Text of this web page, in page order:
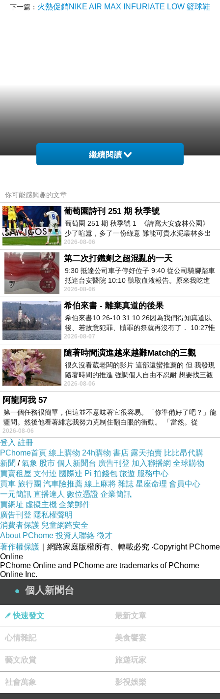
下一篇： 火熱促銷NIKE AIR MAX INFURIATE LOW 籃球鞋
繼續閱讀
你可能感興趣的文章
葡萄園詩刊 251 期 秋季號
葡萄園 251 期 秋季號 1 《詩寫大安森林公園》
少了喧囂，多了一份綠意 難能可貴水泥叢林多出
一
2026-08-06
第二次打鐵劑之超混亂的一天
9:30 抵達公司車子停好位子 9:40 從公司騎腳踏車
抵達台安醫院 10:10 聽取血液報告。原來我吃進
去的 B12 彌可保並非沒有吸收而是超
2026-08-06
希伯來書 - 離棄真道的後果
希伯來書10:26-10:31 10:26因為我們得知真道以
後、若故意犯罪、贖罪的祭就再沒有了． 10:27惟
有戰懼等候審判和那燒滅眾敵人的烈火
2026-08-07
隨著時間演進越來越難Match的三觀
很久沒看葳老闆的影片 這部還蠻推薦的 但 我發現
隨著時間的推進 強調個人自由不忍耐 想要找三觀
接近的不要說對象 連朋友都超
2026-08-06
阿龍阿我 57
第一個任務很簡單，但這並不意味著它很容易。「你準備好了吧？」龍
疆問。然後他看著緋忘我努力克制住翻白眼的衝動。 「當然。從
2026-08-06
登入 註冊
PChome首頁 線上購物 24h購物 書店 露天拍賣 比比昂代購
新聞 /氣象 股市 個人新聞台 廣告刊登 加入聯播網 全球購物
買賣租屋 支付連 國際連 Pi 拍錢包 旅遊 服務中心
買車 旅行團 汽車險推薦 線上麻將 雜誌 星座命理 會員中心
一元簡訊 直播達人 數位憑證 企業簡訊
買網址 虛擬主機 企業郵件
廣告刊登 隱私權聲明
消費者保護 兒童網路安全
About PChome 投資人聯絡 徵才
著作權保護 ｜網路家庭版權所有、轉載必究 ‧Copyright PChome
Online
PChome Online and PChome are trademarks of PChome
Online Inc.
個人新聞台
快速發文 最新文章
心情雜記 美食饗宴
藝文欣賞 旅遊玩家
社會萬象 影視娛樂